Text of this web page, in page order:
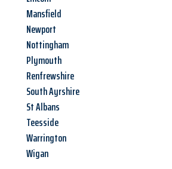
Mansfield
Newport
Nottingham
Plymouth
Renfrewshire
South Ayrshire
St Albans
Teesside
Warrington
Wigan